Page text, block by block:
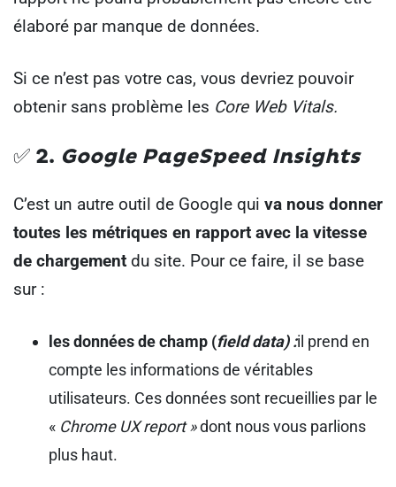
élaboré par manque de données.
Si ce n’est pas votre cas, vous devriez pouvoir
obtenir sans problème les Core Web Vitals.
✅ 2. Google PageSpeed Insights
C’est un autre outil de Google qui va nous donner
toutes les métriques en rapport avec la vitesse
de chargement du site. Pour ce faire, il se base
sur :
les données de champ (field data) :il prend en
compte les informations de véritables
utilisateurs. Ces données sont recueillies par le
« Chrome UX report »dont nous vous parlions
plus haut.